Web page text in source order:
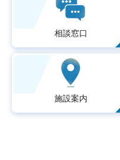
相談窓口
施設案内